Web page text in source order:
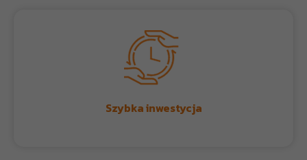
Szybka inwestycja